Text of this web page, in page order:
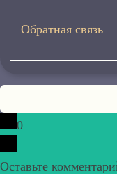
Обратная связь
0
Оставьте